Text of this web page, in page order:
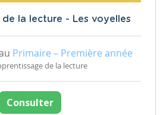
la lecture - Les voyelles
Primaire – Première année
de la lecture
Consulter